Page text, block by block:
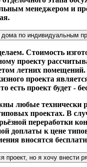
менеджером и
по индивидуальным
Стоимость
проекту
летних помещений.
проекта
есть проект будет -
любые технически
проектах. В
переработки
доплаты к цене
вносятся
проект, но я хочу внести